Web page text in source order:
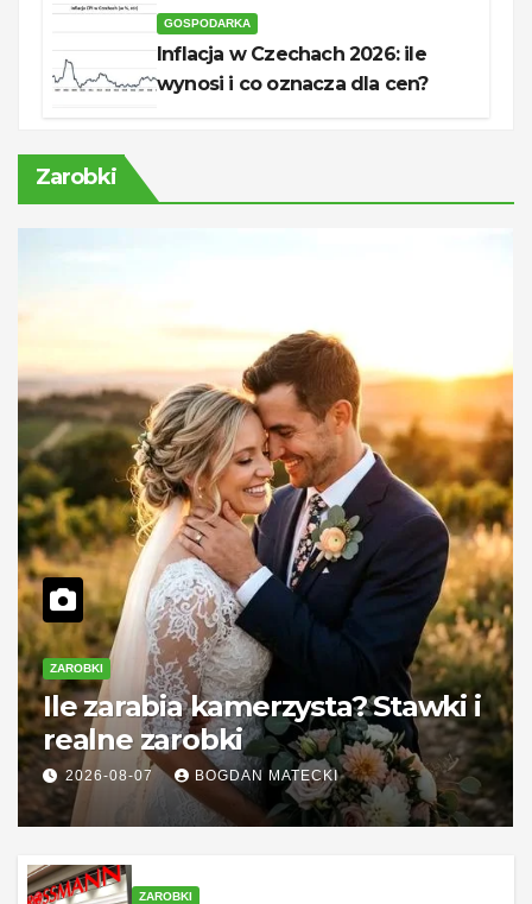
GOSPODARKA
Inflacja w Czechach 2026: ile
wynosi i co oznacza dla cen?
Zarobki
ZAROBKI
Ile zarabia kamerzysta? Stawki i
realne zarobki
2026-08-07 BOGDAN MATECKI
ZAROBKI